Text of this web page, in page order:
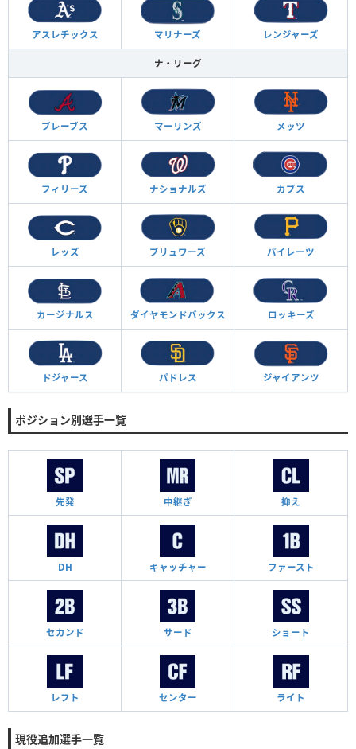
アスレチックス マリナーズ レンジャーズ
ナ・リーグ
ブレーブス マーリンズ メッツ
フィリーズ ナショナルズ カブス
レッズ ブリュワーズ パイレーツ
カージナルス ダイヤモンドバックス ロッキーズ
ドジャース パドレス ジャイアンツ
ポジション別選手一覧
先発 中継ぎ 抑え
DH キャッチャー ファースト
セカンド サード ショート
レフト センター ライト
現役追加選手一覧